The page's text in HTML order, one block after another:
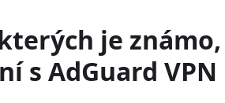
je
s AdGuard VPN